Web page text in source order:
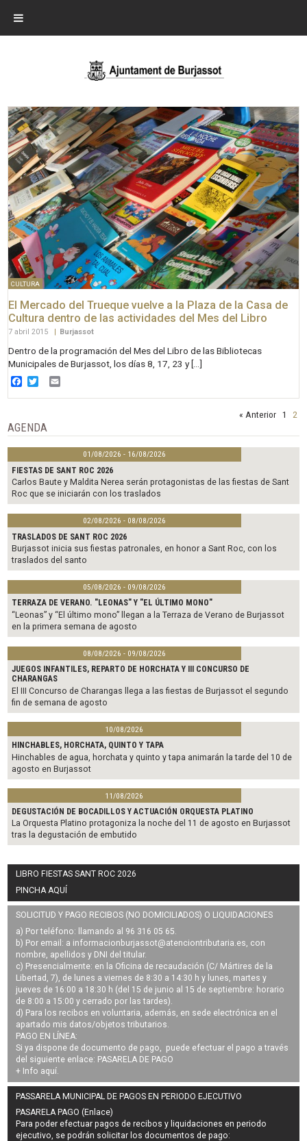
CULTURA
El Mercado del Trueque vuelve a la Plaza de la Casa de
Cultura dentro de las actividades del Mes del Libro
7 abril 2015 Burjassot
Dentro de la programación del Mes del Libro de las Bibliotecas
Municipales de Burjassot, los días 8, 17, 23 y […]
Facebook
Twitter
« Anterior 1 2
AGENDA
01/08/2026 - 16/08/2026
FIESTAS DE SANT ROC 2026
Carlos Baute y Maldita Nerea serán protagonistas de las fiestas de Sant
Roc que se iniciarán con los traslados
02/08/2026 - 08/08/2026
TRASLADOS DE SANT ROC 2026
Burjassot inicia sus fiestas patronales, en honor a Sant Roc, con los
traslados del santo
05/08/2026 - 09/08/2026
TERRAZA DE VERANO. "LEONAS" Y "EL ÚLTIMO MONO"
“Leonas” y “El último mono” llegan a la Terraza de Verano de Burjassot
en la primera semana de agosto
08/08/2026 - 09/08/2026
JUEGOS INFANTILES, REPARTO DE HORCHATA Y III CONCURSO DE
CHARANGAS
El III Concurso de Charangas llega a las fiestas de Burjassot el segundo
fin de semana de agosto
10/08/2026
HINCHABLES, HORCHATA, QUINTO Y TAPA
Hinchables de agua, horchata y quinto y tapa animarán la tarde del 10 de
agosto en Burjassot
11/08/2026
DEGUSTACIÓN DE BOCADILLOS Y ACTUACIÓN ORQUESTA PLATINO
La Orquesta Platino protagoniza la noche del 11 de agosto en Burjassot
tras la degustación de embutido
LIBRO FIESTAS SANT ROC 2026
PINCHA AQUÍ
SOLICITUD Y PAGO RECIBOS (NO DOMICILIADOS) O LIQUIDACIONES
a) Por teléfono: llamando al 96 316 05 65.
b) Por email: a informacionburjassot@atenciontributaria.es, con
nombre, apellidos y DNI del titular.
c) Presencialmente: en la Oficina de recaudación (C/ Mártires de la
Libertad, 7), de lunes a viernes de 8:30 a 14:30 h y lunes, martes y
jueves de 16:00 a 18:30 h (del 15 de junio al 15 de septiembre: horario
de 8:00 a 15:00 y cerrado por las tardes).
d) Para los recibos en voluntaria, además, en sede electrónica en el
apartado mis datos/objetos tributarios.
PAGO EN LÍNEA:
Si ya dispone de documento de pago, puede efectuar el pago a través
del siguiente enlace: PASARELA DE PAGO
+ Info aquí.
PASSARELA MUNICIPAL DE PAGOS EN PERIODO EJECUTIVO
PASARELA PAGO (Enlace)
Para poder efectuar pagos derecibos y liquidaciones en periodo
ejecutivo, se podrán solicitar los documentos de pago: